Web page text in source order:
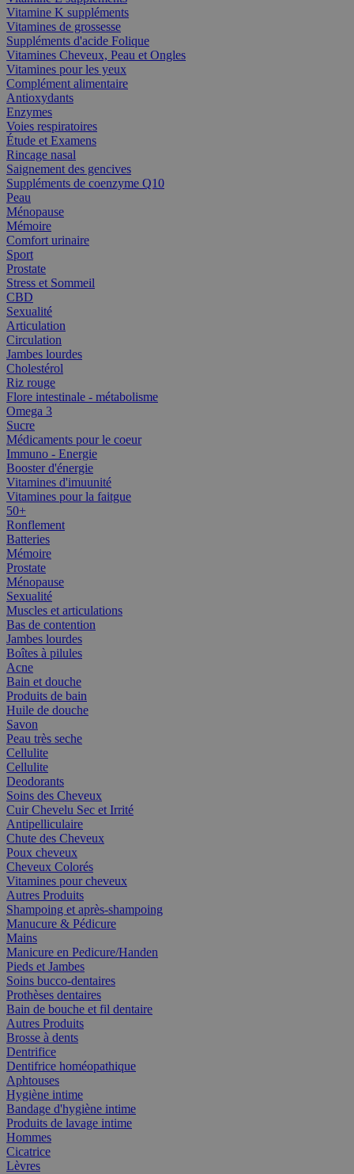
Vitamine K suppléments
Vitamines de grossesse
Suppléments d'acide Folique
Vitamines Cheveux, Peau et Ongles
Vitamines pour les yeux
Complément alimentaire
Antioxydants
Enzymes
Voies respiratoires
Étude et Examens
Rincage nasal
Saignement des gencives
Suppléments de coenzyme Q10
Peau
Ménopause
Mémoire
Comfort urinaire
Sport
Prostate
Stress et Sommeil
CBD
Sexualité
Articulation
Circulation
Jambes lourdes
Cholestérol
Riz rouge
Flore intestinale - métabolisme
Omega 3
Sucre
Médicaments pour le coeur
Immuno - Energie
Booster d'énergie
Vitamines d'imuunité
Vitamines pour la faitgue
50+
Ronflement
Batteries
Mémoire
Prostate
Ménopause
Sexualité
Muscles et articulations
Bas de contention
Jambes lourdes
Boîtes à pilules
Acne
Bain et douche
Produits de bain
Huile de douche
Savon
Peau très seche
Cellulite
Cellulite
Deodorants
Soins des Cheveux
Cuir Chevelu Sec et Irrité
Antipelliculaire
Chute des Cheveux
Poux cheveux
Cheveux Colorés
Vitamines pour cheveux
Autres Produits
Shampoing et après-shampoing
Manucure & Pédicure
Mains
Manicure en Pedicure/Handen
Pieds et Jambes
Soins bucco-dentaires
Prothèses dentaires
Bain de bouche et fil dentaire
Autres Produits
Brosse à dents
Dentrifice
Dentifrice homéopathique
Aphtouses
Hygiène intime
Bandage d'hygiène intime
Produits de lavage intime
Hommes
Cicatrice
Lèvres